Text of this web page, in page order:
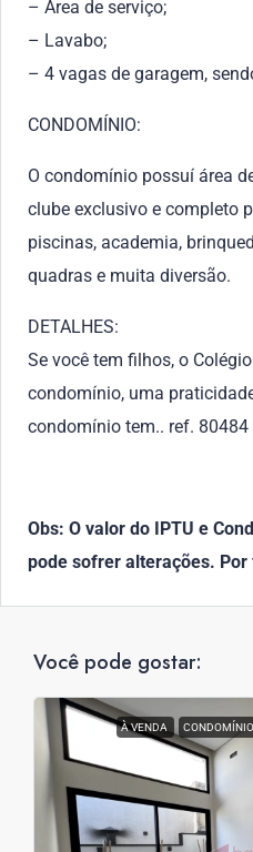
– Área de serviço;
– Lavabo;
– 4 vagas de garagem,
CONDOMÍNIO:
O condomínio possuí área
clube exclusivo e completo
piscinas, academia,
quadras e muita diversão.
DETALHES:
Se você tem filhos, o
condomínio, uma
condomínio tem.. ref.
Obs: O valor do IPTU e
pode sofrer alterações.
Você pode gostar:
À VENDA